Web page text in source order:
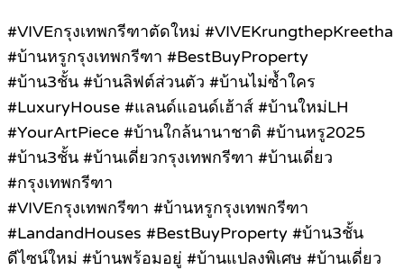
#VIVEกรุงเทพกรีฑาตัดใหม่ #VIVEKrungthepKreetha
#บ้านหรูกรุงเทพกรีฑา #BestBuyProperty
#บ้าน3ชั้น #บ้านลิฟต์ส่วนตัว #บ้านไม่ซ้ำใคร
#LuxuryHouse #แลนด์แอนด์เฮ้าส์ #บ้านใหม่LH
#YourArtPiece #บ้านใกล้นานาชาติ #บ้านหรู2025
#บ้าน3ชั้น #บ้านเดี่ยวกรุงเทพกรีฑา #บ้านเดี่ยว
#กรุงเทพกรีฑา
#VIVEกรุงเทพกรีฑา #บ้านหรูกรุงเทพกรีฑา
#LandandHouses #BestBuyProperty #บ้าน3ชั้น
ดีไซน์ใหม่ #บ้านพร้อมอยู่ #บ้านแปลงพิเศษ #บ้านเดี่ยว